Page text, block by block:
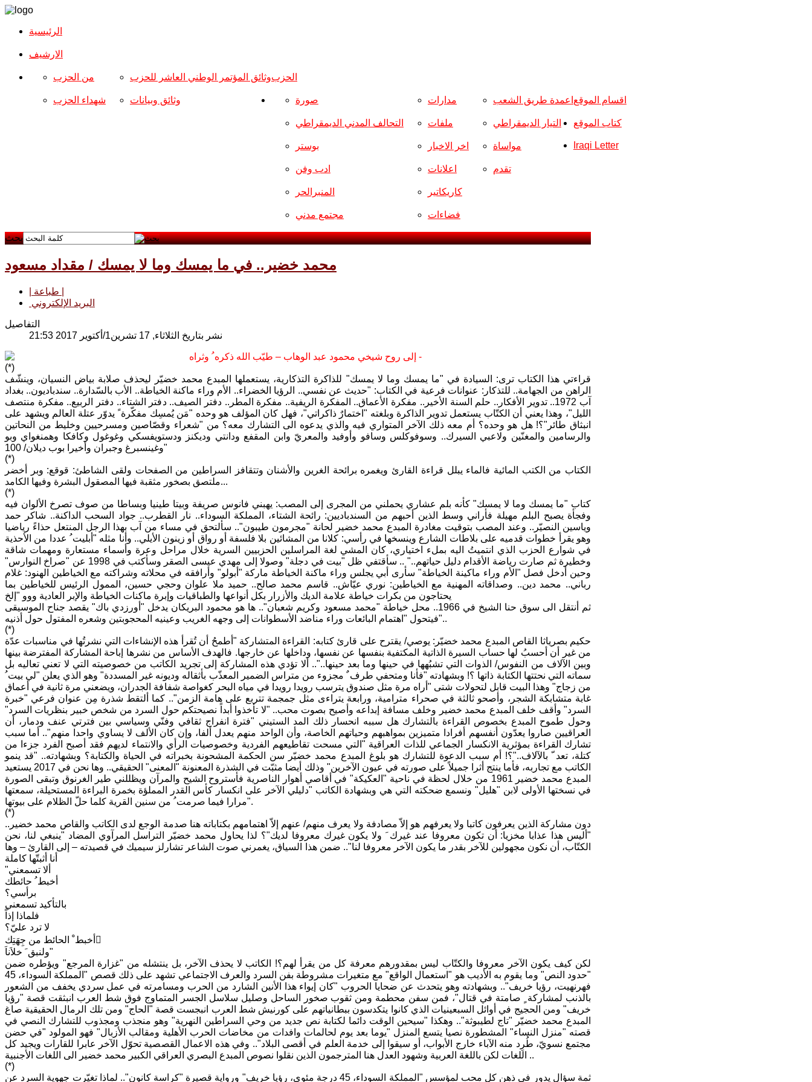
الرئيسية
الارشیف
الحزب من الحزب
شهداء الحزب
وثائق المؤتمر الوطني العاشر للحزب
وثائق وبيانات اقسام الموقع صورة
التحالف المدني الديمقراطي
بوستر
ادب وفن
المنبرالحر
مجتمع مدني
مدارات
ملفات
اخر الاخبار
اعلانات
كاريكاتير
فضاءات
اعمدة طريق الشعب
التيار الديمقراطي
مواساة
تقدم
كتاب الموقع
Iraqi Letter
بحث
محمد خضير.. في ما يمسك وما لا يمسك / مقداد مسعود
البريد الإلكتروني
التفاصيل
نشر بتاريخ الثلاثاء, 17 تشرين1/أكتوير 2017 21:53
إلى روح شيخي محمود عبد الوهاب – طيّب الله ذكره ُ وثراه -
(*)
قراءتي هذا الكتاب ترى: السيادة في "ما يمسك وما لا يمسك" للذاكرة التذكارية، يستعملها المبدع محمد خضيّر ليحذف صلابة بياض النسيان، وينشّف
الراهن من الجهامة.. للتذكار: عنوانات فرعية في الكتاب: "حديث عن نفسي.. الرؤيا الخضراء.. الأم وراء ماكنة الخياطة.. الأب بالسّدارة.. سندباديون.. بغداد
آب 1972.. تدوير الأفكار.. حلم السنة الأخير.. مفكرة الأعماق.. المفكرة الريفية.. مفكرة المطر.. دفتر الصيف.. دفتر الشتاء.. دفتر الربيع.. مفكرة منتصف
الليل"، وهذا يعني أن الكتّاب يستعمل تدوير الذاكرة وبلغته "اختمارٌ ذاكراتي"، فهل كان المؤلف هو وحده "مَن يُمسِك مفكّرة ً يدوّر عتلة العالم ويشهد على
انبثاق طائر"؟! هل هو وحده؟ أم معه ذلك الآخر المتواري فيه والذي يدعوه الى التشارك معه؟ من "شعراء وقصّاصين ومسرحيين وخليط من النحاتين
والرسامين والمغنّين ولاعبي السيرك.. وسوفوكلس وسافو وأوفيد والمعريّ وابن المقفع ودانتي وديكنز ودستويفسكي وغوغول وكافكا وهمنغواي وبو
وغينسبرغ وجبران وأخيرا بوب ديلان/ 100"
(*)
الكتاب من الكتب المائية فالماء يبلل قراءة القارئ ويغمره برائحة الغرين والأشنان وتتقافز السراطين من الصفحات ولقى الشاطئ: قوقع: وبر أخضر
ملتصق بصخور مثقبة فيها المصقول البشرة وفيها الكامد...
(*)
كتاب "ما يمسك وما لا يمسك" كأنه بلم عشاري يحملني من المجرى إلى المصب: يهبني فانوس صريفة وبيتا طينيا وبساطا من صوف تصرخ الألوان فيه
وفجأة يصبح البلم مهيلة فأراني وسط الذين أحبهم من السندباديين: رائحة الشتاء، المملكة السوداء.. نار القطرب.. جواد السحب الداكنة.. شاكر حمد
وياسين النصيّر.. وعند المصب بتوقيت مغادرة المبدع محمد خضير لحانة "مجرمون طيبون".. سألتحق في مساء من آب بهذا الرجل المنتعل حذاءً رياضيا
وهو يقرأ خطوات قدميه على بلاطات الشارع وينسخها في رأسي: كلانا من المشائين بلا فلسفة أو رواق أو زينون الأيلي.. وأنا مثله "أبليت ُ عددا من الأحذية
في شوارع الحزب الذي انتميتُ اليه بملء اختياري، كان المشي لغة المراسلين الحزبيين السرية خلال مراحل وعرة وأسماء مستعارة ومهمات شاقة
وخطيرة ثم صارت رياضة الأقدام دليل حياتهم.." .. سأقتفي ظل "بيت في دجلة" وصولا إلى مهدي عيسى الصقر وسأكتب في 1998 عن "صراخ النوارس"
وحين أدخل فصل "الأم وراء ماكينة الخياطة" سأرى أبي يجلس وراء ماكنة الخياطة ماركة "أبولو" وأرافقه في محلاته وشراكته مع الخياطين الهنود: غلام
رباني.. محمد دين.. وصداقاته المهنية مع الخياطين: نوري عيّاش.. قاسم محمد صالح.. حميد ملا علوان وحجي حسين، الممول الرئيس للخياطين بما
يحتاجون من بكرات خياطة علامة الديك والأزرار بكل أنواعها والطباقيات وإبرة ماكنات الخياطة والإبر العادية ووو "إلخ
ثم أنتقل الى سوق حنا الشيخ في 1966.. محل خياطة "محمد مسعود وكريم شعبان".. ها هو محمود البريكان يدخل "أورزدي باك" يقصد جناح الموسيقى
فيتحول "اهتمام البائعات وراء مناضد الأسطوانات إلى وجهه الغريب وعينيه المحجوبتين وشعره المفتول حول أذنيه"..
(*)
حكيم بصرياثا القاص المبدع محمد خضيّر: يوصي/ يقترح على قارئ كتابه: القراءة المتشاركة "أطمحُ أن تُقرأ هذه الإنشاءات التي نشرتُها في مناسبات عدّة
من غير أن أحسبُ لها حساب السيرة الذاتية المكتفية بنفسها عن نفسها، وداخلها عن خارجها. فالهدف الأساس من نشرها إباحة المشاركة المفترضة بينها
وبين الآلاف من النفوس/ الذوات التي تشبُهها في حينها وما بعد حينها..".. ألا تؤدي هذه المشاركة إلى تجريد الكاتب من خصوصيته التي لا تعني تعاليه بل
سماته التي نحتتها الكتابة ذاتها ؟! وبشهادته "فأنا ومتحفي طرف ٌ مجزوء من متراس الضمير المعذّب بأثقاله وديونه غير المسددة" وهو الذي يعلن "لي بيت ُ
من زجاج" وهذا البيت قابل لتحولات شتى "أراه مرة مثل صندوق يترسب رويدا رويدا في مياه البحر كغواصة شفافة الجدران، ويضعني مرة ثانية في أعماق
غابة متشابكة الشجر، وأصحو ثالثة في صحراء مترامية، ورابعة يتراءى مثل جمجمة تتربع على هامة الزمن".. كما ألتقط شذرة مِن عنوان فرعي "خبرة
السرد" وأقف خلف المبدع محمد خضير وخلف مسافة إبداعه وأصيح بصوت محب.. "لا تأخذوا أبداً نصيحتكم حول السرد من شخص خبير بنظريات السرد"
وحول طموح المبدع بخصوص القراءة بالتشارك هل سببه انحسار ذلك المد الستيني "فترة انفراج ثقافي وفنّي وسياسي بين فترتي عنف ودمار، أن
العراقيين صاروا يعدّون أنفسهم أفرادا متميزين بمواهبهم وحياتهم الخاصة، وأن الواحد منهم يعدل ألفا، وإن كان الألف لا يساوي واحدا منهم".. أما سبب
تشارك القراءة بمؤثرية الانكسار الجماعي للذات العراقية "التي مسحت تقاطيعهم الفردية وخصوصيات الرأي والانتماء لديهم فقد أصبح الفرد جزءا من
كتلة، تعد ّ بالآلاف.."؟! أم سبب الدعوة للتشارك هو بلوغ المبدع محمد خضيّر سن الحكمة المشحونة بخبراته في الحياة والكتابة؟ وبشهادته.. "قد ينمو
الكاتب مع تجاربه، فأما ينتج أثرا جميلاً على صورته في عيون الآخرين" وذلك أيضا مثبّت في الشذرة المعنونة "المعنى" الحقيقي.. وها نحن في 2017 يستعيد
المبدع محمد خضير 1961 من خلال لحظة في ناحية "العكيكة" في أقاصي أهوار الناصرية فأستروح الشيح والمرآن ويظللني طير الغرنوق وتبقى الصورة
في نسختها الأولى لابن "هليل" ونسمع ضحكته التي هي وبشهادة الكاتب "دليلي الآخر على انكسار كأس القدر المملؤة بخمرة البراءة المستحيلة، سمعتها
مرارا فيما صرمت ُ من سنين القرية كلما حلّ الظلام على بيوتها".
(*)
دون مشاركة الذين يعرفون كاتبا ولا يعرفهم هو إلاّ مصادفة ولا يعرف منهم/ عنهم إلاّ اهتمامهم بكتاباته هنا صدمة الوجع لدى الكاتب والقاص محمد خضير..
"أليس هذا عذابا مخزيا: أن تكون معروفا عند غيرك َ ولا يكون غيرك معروفا لديك"؟ لذا يحاول محمد خضيّر التراسل المرآوي المضاد "ينبغي لنا، نحن
الكتّاب، أن نكون مجهولين للآخر بقدر ما يكون الآخر معروفا لنا".. ضمن هذا السياق، يغمرني صوت الشاعر تشارلز سيميك في قصيدته – إلى القارئ – وها
أنا أثبتّها كاملة
"ألا تسمعني
أخبط ُ حائطك
برأسي؟
بالتأكيد تسمعني
فلماذا إذاً
لا ترد عليّ؟
أخبط ْ الحائط من جِهَتِك َ
ولنبق َ خلاَناَ"
لكن كيف يكون الآخر معروفا والكتّاب ليس بمقدورهم معرفة كل من يقرأ لهم؟! الكاتب لا يحذف الآخر، بل ينتشله من "غزارة المرجع" ويؤطره ضمن
"حدود النص" وما يقوم به الأديب هو "استعمال الواقع" مع متغيرات مشروطة بفن السرد والعرف الاجتماعي تشهد على ذلك قصص "المملكة السوداء، 45
فهرنهيت، رؤيا خريف".. وبشهادته وهو يتحدث عن ضحايا الحروب "كان إيواء هذا الأنين الشارد من الحرب ومسامرته في عمل سردي يخفف من الشعور
بالذنب لمشاركة ٍ صامتة في قتال"، فمن سفن محطمة ومن ثقوب صخور الساحل وصليل سلاسل الجسر المتماوج فوق شط العرب انبثقت قصة "رؤيا
خريف" ومن الحجيج في أوائل السبعينيات الذي كانوا يتكدسون ببطانياتهم على كورنيش شط العرب انبجست قصة "الحاج" ومن تلك الرمال الحقيقية صاغ
المبدع محمد خضيّر "تاج لطيبوثة".. وهكذا "سيحين الوقت دائما لكتابة نص جديد من وحي السراطين النهرية" وهو منجذب ومجذوب للتشارك النصي في
قصته "منزل النساء" المشطورة نصيا يتسع المنزل "يوما بعد يوم لحالمات وافدات من مخاضات الحرب الأهلية ومقالب الأزبال" فهو المولود "في حضن
مجتمع نسويّ، طُرِد منه الآباء خارج الأبواب، أو سيقوا إلى خدمة العلم في أقصى البلاد".. وفي هذه الاعمال القصصية تحوّل الآخر عابرا للقارات ويجيد كل
اللغات لكن باللغة العربية وشهود العدل هنا المترجمون الذين نقلوا نصوص المبدع البصري العراقي الكبير محمد خضير الى اللغات الأجنبية ..
(*)
ثمة سؤال يدور في ذهن كل محب لمؤسس "المملكة السوداء، 45 درجة مئوي، رؤيا خريف" ورواية قصيرة "كراسة كانون".. لماذا تغيّرت جهوية السرد عن